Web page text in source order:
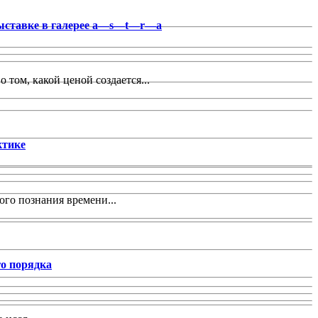
в галерее a—s—t—r—a
какой ценой создается...
познания времени...
порядка